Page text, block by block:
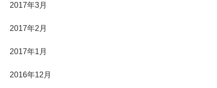
2017年3月
2017年2月
2017年1月
2016年12月